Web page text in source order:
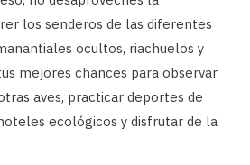
los senderos de las diferentes
ocultos, riachuelos y
mejores chances para observar
aves, practicar deportes de
ecológicos y disfrutar de la